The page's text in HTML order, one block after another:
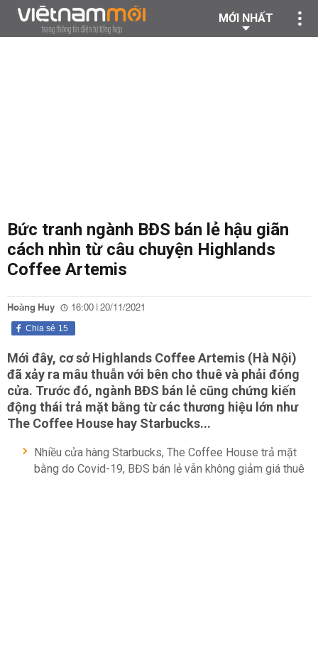
MỚI NHẤT
Bức tranh ngành BĐS bán lẻ hậu giãn
cách nhìn từ câu chuyện Highlands
Coffee Artemis
Hoàng Huy 16:00 | 20/11/2021
15
Chia sẻ
Mới đây, cơ sở Highlands Coffee Artemis (Hà Nội)
đã xảy ra mâu thuẫn với bên cho thuê và phải đóng
cửa. Trước đó, ngành BĐS bán lẻ cũng chứng kiến
động thái trả mặt bằng từ các thương hiệu lớn như
The Coffee House hay Starbucks...
Nhiều cửa hàng Starbucks, The Coffee House trả mặt
bằng do Covid-19, BĐS bán lẻ vẫn không giảm giá thuê